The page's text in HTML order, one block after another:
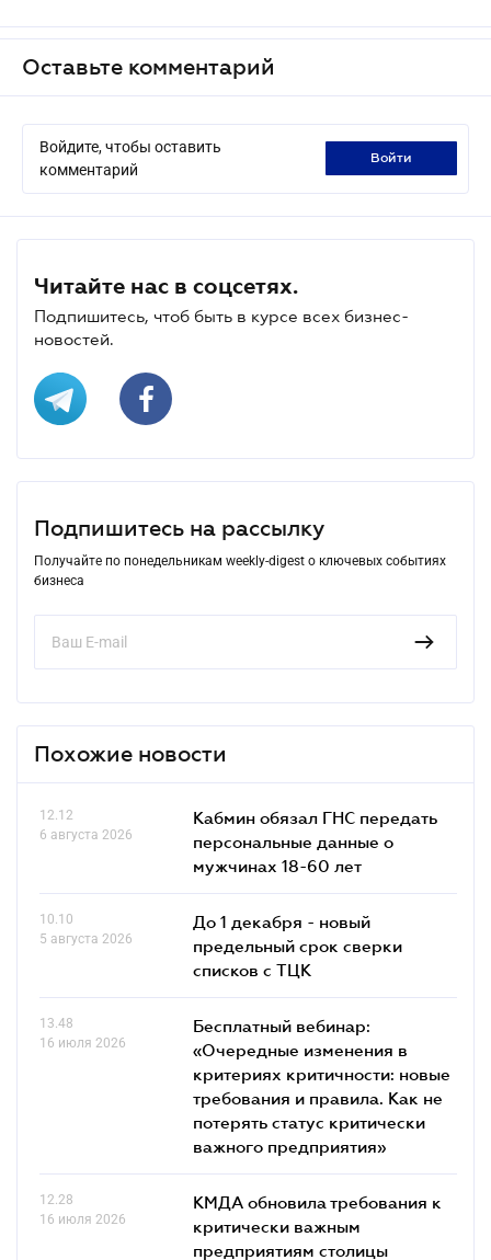
Оставьте комментарий
Войдите, чтобы оставить
комментарий
войти
Читайте нас в соцсетях.
Подпишитесь, чтоб быть в курсе всех бизнес-
новостей.
Подпишитесь на рассылку
Получайте по понедельникам weekly-digest о ключевых событиях
бизнеса
Похожие новости
12.12
6 августа 2026
Кабмин обязал ГНС передать
персональные данные о
мужчинах 18-60 лет
10.10
5 августа 2026
До 1 декабря - новый
предельный срок сверки
списков c ТЦК
13.48
16 июля 2026
Бесплатный вебинар:
«Очередные изменения в
критериях критичности: новые
требования и правила. Как не
потерять статус критически
важного предприятия»
12.28
16 июля 2026
КМДА обновила требования к
критически важным
предприятиям столицы